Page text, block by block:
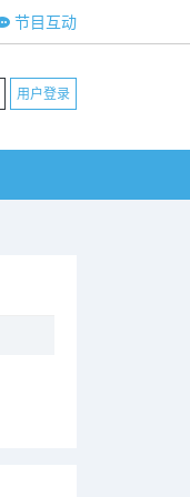
节目互动
用户登录